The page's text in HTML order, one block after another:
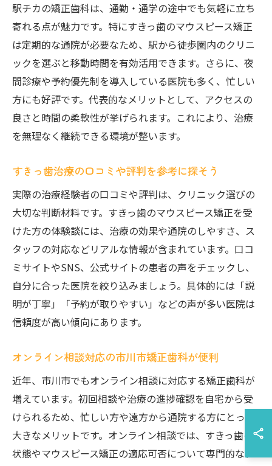
駅チカの矯正歯科は、通勤・通学の途中でも気軽に立ち
寄れる点が魅力です。特にすきっ歯のマウスピース矯正
は定期的な通院が必要なため、駅から徒歩圏内のクリニ
ックを選ぶと移動時間を有効活用できます。さらに、夜
間診療や予約優先制を導入している医院も多く、忙しい
方にも好評です。代表的なメリットとして、アクセスの
良さと時間の柔軟性が挙げられます。これにより、治療
を無理なく継続できる環境が整います。
すきっ歯治療の口コミや評判を参考に探そう
実際の治療経験者の口コミや評判は、クリニック選びの
大切な判断材料です。すきっ歯のマウスピース矯正を受
けた方の体験談には、治療の効果や通院のしやすさ、ス
タッフの対応などリアルな情報が含まれています。口コ
ミサイトやSNS、公式サイトの患者の声をチェックし、
自分に合った医院を絞り込みましょう。具体的には「説
明が丁寧」「予約が取りやすい」などの声が多い医院は
信頼度が高い傾向にあります。
オンライン相談対応の市川市矯正歯科が便利
近年、市川市でもオンライン相談に対応する矯正歯科が
増えています。初回相談や治療の進捗確認を自宅から受
けられるため、忙しい方や遠方から通院する方にとって
大きなメリットです。オンライン相談では、すきっ歯の
状態やマウスピース矯正の適応可否について専門的なア